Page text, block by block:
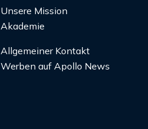
Unsere Mission
Akademie
Allgemeiner Kontakt
Werben auf Apollo News